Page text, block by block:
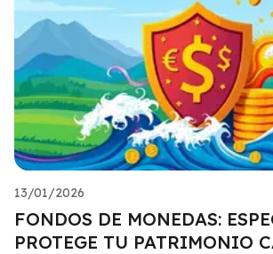
13/01/2026
FONDOS DE MONEDAS:
PROTEGE TU PATRIMONIO